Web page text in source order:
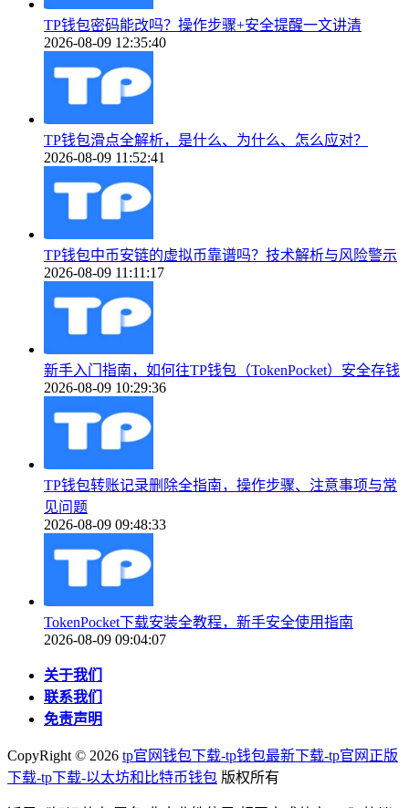
TP钱包密码能改吗？操作步骤+安全提醒一文讲清
2026-08-09 12:35:40
TP钱包滑点全解析，是什么、为什么、怎么应对？
2026-08-09 11:52:41
TP钱包中币安链的虚拟币靠谱吗？技术解析与风险警示
2026-08-09 11:11:17
新手入门指南，如何往TP钱包（TokenPocket）安全存钱
2026-08-09 10:29:36
TP钱包转账记录删除全指南，操作步骤、注意事项与常
见问题
2026-08-09 09:48:33
TokenPocket下载安装全教程，新手安全使用指南
2026-08-09 09:04:07
关于我们
联系我们
免责声明
CopyRight © 2026 tp官网钱包下载-tp钱包最新下载-tp官网正版
下载-tp下载-以太坊和比特币钱包 版权所有